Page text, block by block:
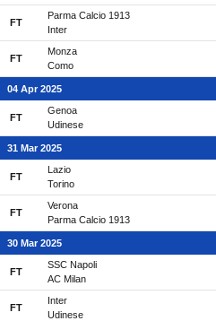
FT
Parma Calcio 1913
Inter
FT
Monza
Como
04 Apr 2025
FT
Genoa
Udinese
31 Mar 2025
FT
Lazio
Torino
FT
Verona
Parma Calcio 1913
30 Mar 2025
FT
SSC Napoli
AC Milan
FT
Inter
Udinese